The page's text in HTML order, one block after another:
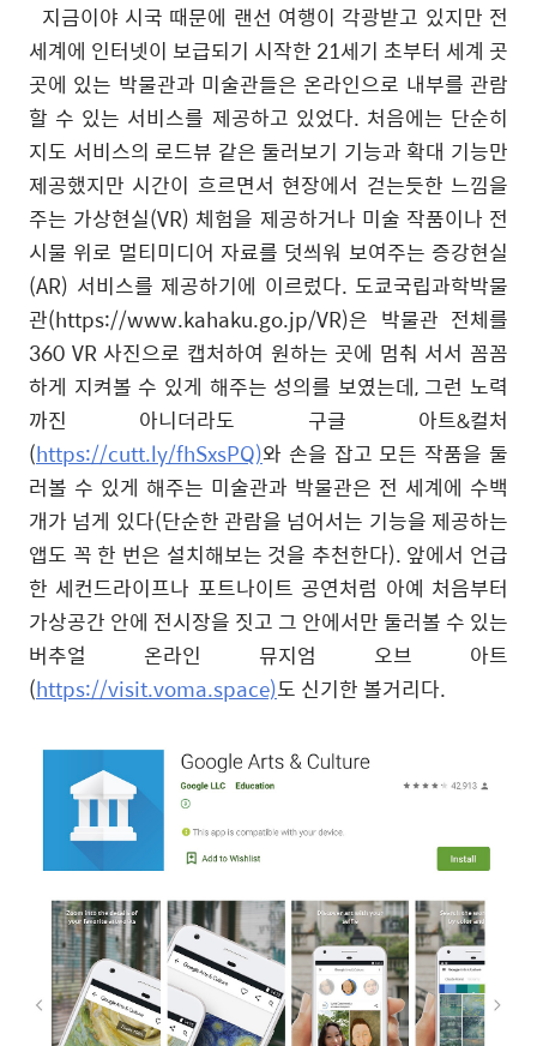
지금이야 시국 때문에 랜선 여행이 각광받고 있지만 전
세계에 인터넷이 보급되기 시작한 21세기 초부터 세계 곳
곳에 있는 박물관과 미술관들은 온라인으로 내부를 관람
할 수 있는 서비스를 제공하고 있었다. 처음에는 단순히
지도 서비스의 로드뷰 같은 둘러보기 기능과 확대 기능만
제공했지만 시간이 흐르면서 현장에서 걷는듯한 느낌을
주는 가상현실(VR) 체험을 제공하거나 미술 작품이나 전
시물 위로 멀티미디어 자료를 덧씌워 보여주는 증강현실
(AR) 서비스를 제공하기에 이르렀다. 도쿄국립과학박물
관(https://www.kahaku.go.jp/VR)은 박물관 전체를
360 VR 사진으로 캡처하여 원하는 곳에 멈춰 서서 꼼꼼
하게 지켜볼 수 있게 해주는 성의를 보였는데, 그런 노력
까진 아니더라도 구글 아트&컬처
(https://cutt.ly/fhSxsPQ)와 손을 잡고 모든 작품을 둘
러볼 수 있게 해주는 미술관과 박물관은 전 세계에 수백
개가 넘게 있다(단순한 관람을 넘어서는 기능을 제공하는
앱도 꼭 한 번은 설치해보는 것을 추천한다). 앞에서 언급
한 세컨드라이프나 포트나이트 공연처럼 아예 처음부터
가상공간 안에 전시장을 짓고 그 안에서만 둘러볼 수 있는
버추얼 온라인 뮤지엄 오브 아트
(https://visit.voma.space)도 신기한 볼거리다.